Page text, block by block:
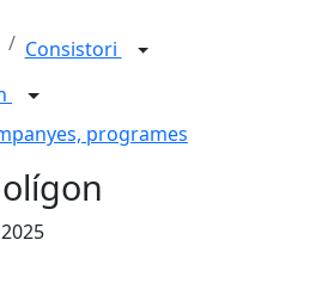
Consistori
programes